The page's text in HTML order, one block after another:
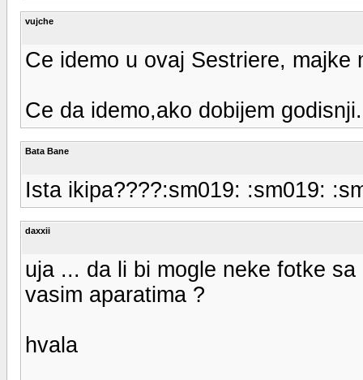
vujche
Ce idemo u ovaj Sestriere, majke
Ce da idemo,ako dobijem godisnji.
Bata Bane
Ista ikipa????:sm019: :sm019:
daxxii
uja ... da li bi mogle neke fotke
vasim aparatima ?
hvala